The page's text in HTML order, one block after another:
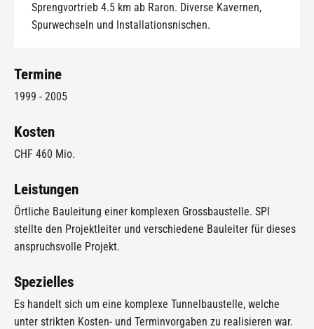
Sprengvortrieb 4.5 km ab Raron. Diverse Kavernen,
Spurwechseln und Installationsnischen.
Termine
1999 - 2005
Kosten
CHF 460 Mio.
Leistungen
Örtliche Bauleitung einer komplexen Grossbaustelle. SPI
stellte den Projektleiter und verschiedene Bauleiter für dieses
anspruchsvolle Projekt.
Spezielles
Es handelt sich um eine komplexe Tunnelbaustelle, welche
unter strikten Kosten- und Terminvorgaben zu realisieren war.